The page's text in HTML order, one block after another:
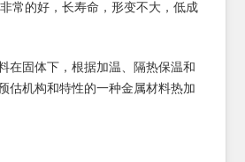
常的好，长寿命，形变不大，低成
在固体下，根据加温、隔热保温和
估机构和特性的一种金属材料热加